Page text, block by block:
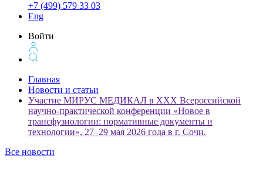
+7 (499) 579 33 03
Eng
Войти
Главная
Новости и статьи
Участие МИРУС МЕДИКАЛ в XXX Всероссийской
научно-практической конференции «Новое в
трансфузиологии: нормативные документы и
технологии», 27–29 мая 2026 года в г. Сочи.
Все новости